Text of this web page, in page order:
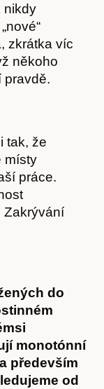
nikdy
zkrátka víc
někoho
pravdě.
tak, že
místy
práce.
Zakrývání
do
monotónní
především
od